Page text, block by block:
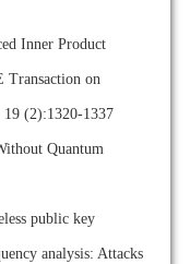
Inner Product
Transaction on
(2):1320-1337
Quantum
public key
analysis: Attacks